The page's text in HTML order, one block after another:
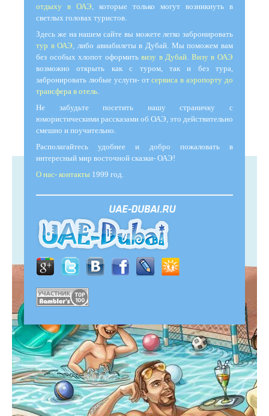
отдыху в ОАЭ , которые только могут возникнуть в
светлых головах туристов.
Здесь же на нашем сайте вы можете легко забронировать
тур в ОАЭ , либо авиабилеты в Дубай. Мы поможем вам
без особых хлопот оформитьвизу в Дубай Визу в ОАЭ
возможно открыть как с туром, так и без тура,
забронировать любые услуги- отсервиса в аэропорту до
трансфера в отель
Не забудьте посетить нашу страничку с
юмористическими рассказами об ОАЭ, это действительно
смешно и поучительно.
Располагайтесь удобнее и добро пожаловать в
интересный мир восточной сказки- ОАЭ!
О нас- контакты 1999 год.